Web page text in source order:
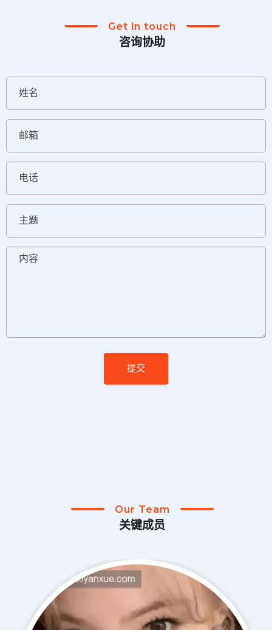
Get in touch
咨询协助
提交
Our Team
关键成员